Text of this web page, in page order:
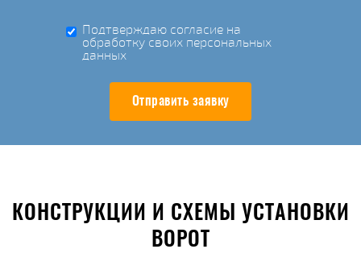
Подтверждаю согласие на
обработку своих персональных
данных
Отправить заявку
КОНСТРУКЦИИ И СХЕМЫ УСТАНОВКИ
ВОРОТ